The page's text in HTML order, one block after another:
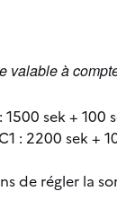
valable à
1500 sek +
: 2200 sek +
de régler la